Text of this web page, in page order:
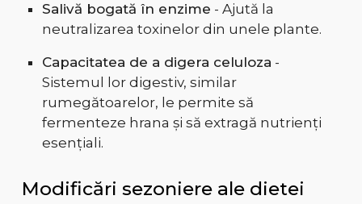
Salivă bogată în enzime - Ajută la
neutralizarea toxinelor din unele plante.
Capacitatea de a digera celuloza -
Sistemul lor digestiv, similar
rumegătoarelor, le permite să
fermenteze hrana și să extragă nutrienți
esențiali.
Modificări sezoniere ale dietei